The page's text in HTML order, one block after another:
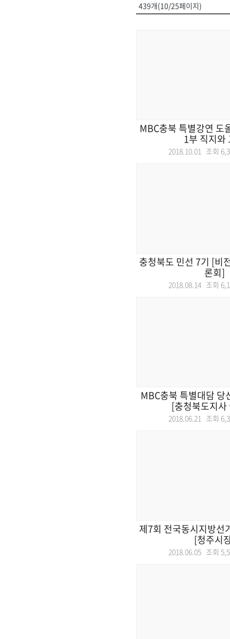
439개(10/25페이지)
MBC충북 특별강연 도
1부 직지와
2018.10.01 조회
충청북도 민선 7기 [비
론회]
2018.08.14 조회
MBC충북 특별대담 당
[충청북도지사
2018.06.21 조회
제7회 전국동시지방선
[청주시
2018.06.05 조회